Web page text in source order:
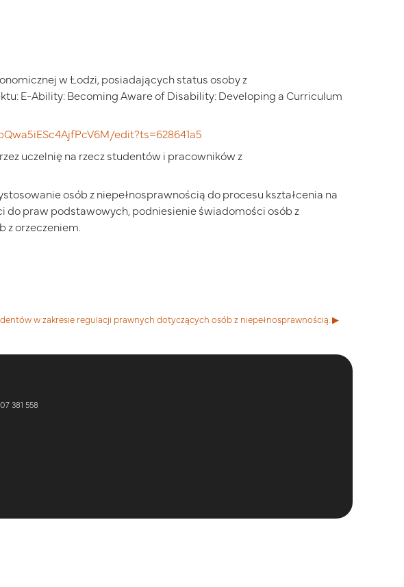
w Łodzi, posiadających status osoby z
E-Ability: Becoming Aware of Disability: Developing a Curriculum
edit?ts=628641a5
uczelnię na rzecz studentów i pracowników z
osób z niepełnosprawnością do procesu kształcenia na
do praw podstawowych, podniesienie świadomości osób z
z orzeczeniem.
w zakresie regulacji prawnych dotyczących osób z niepełnosprawnością. ▶︎
381 558